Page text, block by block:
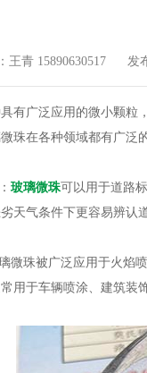
王青 15890630517 发
广泛应用的微小颗粒，
珠在各种领域都有广泛
玻璃微珠可以用于道路
天气条件下更容易辨认
珠被广泛应用于火焰喷
用于车辆喷涂、建筑装